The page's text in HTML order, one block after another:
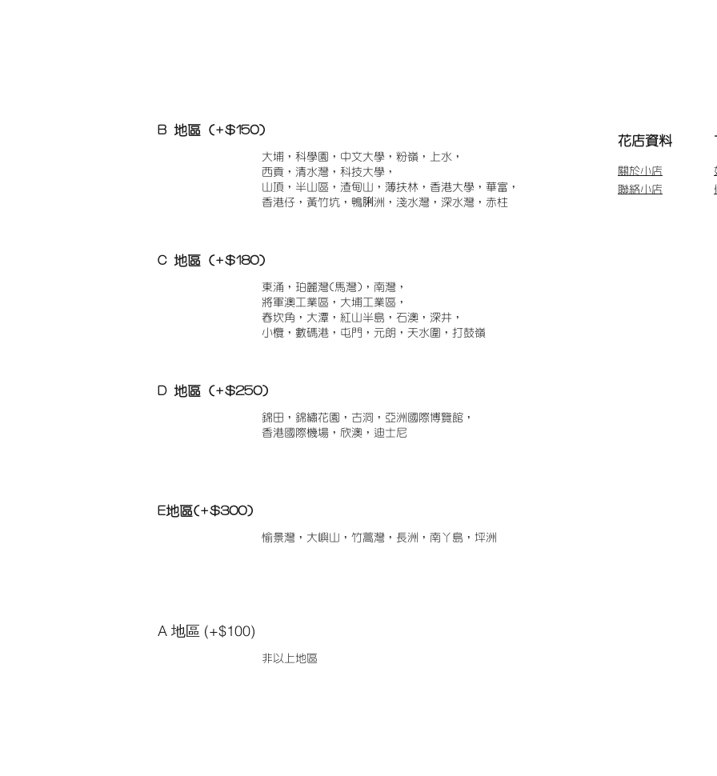
B 地區 (+$150)
大埔，科學園，中文大學，粉嶺，上水，
西貢，清水灣，科技大學，
山頂，半山區，渣甸山，薄扶林，香港大學，華富，
香港仔，黃竹坑，鴨脷洲，淺水灣，深水灣，赤柱
C 地區 (+$180)
東涌，珀麗灣(馬灣)，南灣，
將軍澳工業區，大埔工業區，
舂坎角，大潭，紅山半島，石澳，深井，
小欖，數碼港，屯門，元朗，天水圍，打鼓嶺
D 地區 (+$250)
錦田，錦繡花園，古洞，亞洲國際博覽館，
香港國際機場，欣澳，迪士尼
E地區(+$300)
愉景灣，大嶼山，竹蒿灣，長洲，南丫島，坪洲
A 地區 (+$100)
非以上地區
​花店資料
關於小店
聯絡小店